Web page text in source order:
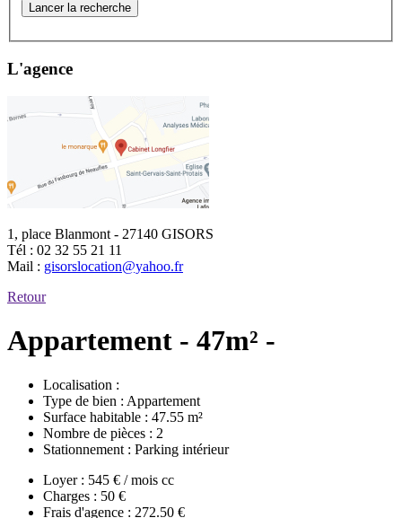
Lancer la recherche
L'agence
1, place Blanmont - 27140 GISORS
Tél : 02 32 55 21 11
Mail : gisorslocation@yahoo.fr
Retour
Appartement - 47m² -
Localisation :
Type de bien : Appartement
Surface habitable : 47.55 m²
Nombre de pièces : 2
Stationnement : Parking intérieur
Loyer : 545 € / mois cc
Charges : 50 €
Frais d'agence : 272.50 €